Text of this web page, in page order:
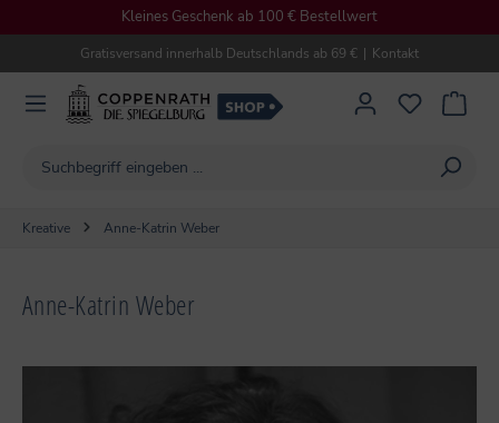
Kleines Geschenk ab 100 € Bestellwert
Gratisversand innerhalb Deutschlands ab 69 € | Kontakt
Kreative Anne-Katrin Weber
Anne-Katrin Weber